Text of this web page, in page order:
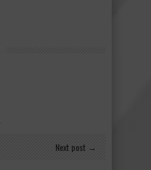
Next post →